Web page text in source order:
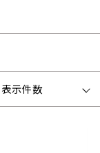
表示件数